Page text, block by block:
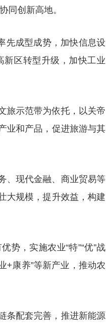
同创新高地。
先成型成势，加快信息设
新区转型升级，加快工业
旅示范带为依托，以关帝
业和产品，促进旅游与其
、现代金融、商业贸易等
大规模，提升效益，构建
势，实施农业“特”“优”战
+康养”等新产业，推动农
条配套完善，推进新能源